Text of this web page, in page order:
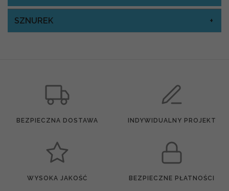
SZNUREK
BEZPIECZNA DOSTAWA INDYWIDUALNY PROJEKT
WYSOKA JAKOŚĆ BEZPIECZNE PŁATNOŚCI